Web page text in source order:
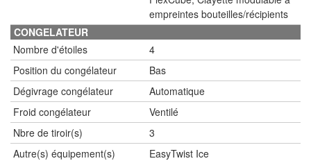
empreintes bouteilles/récipients
CONGELATEUR
Nombre d'étoiles
4
Position du congélateur
Bas
Dégivrage congélateur
Automatique
Froid congélateur
Ventilé
Nbre de tiroir(s)
3
Autre(s) équipement(s)
EasyTwist Ice